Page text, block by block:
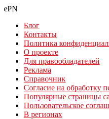
ePN
Блог
Контакты
Политика
О проекте
Для правообладателей
Реклама
Справочник
Согласие на обработку
Популярные страницы
Пользовательское
В регионах